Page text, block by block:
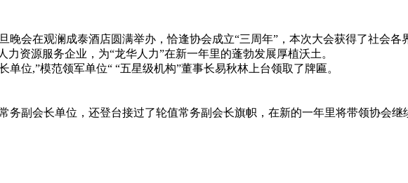
会在观澜成泰酒店圆满举办，恰逢协会成立“三周年”，本次大会获得了社会
资源服务企业，为“龙华人力”在新一年里的蓬勃发展厚植沃土。
位,”模范领军单位“ “五星级机构”董事长易秋林上台领取了牌匾。
副会长单位，还登台接过了轮值常务副会长旗帜，在新的一年里将带领协会继